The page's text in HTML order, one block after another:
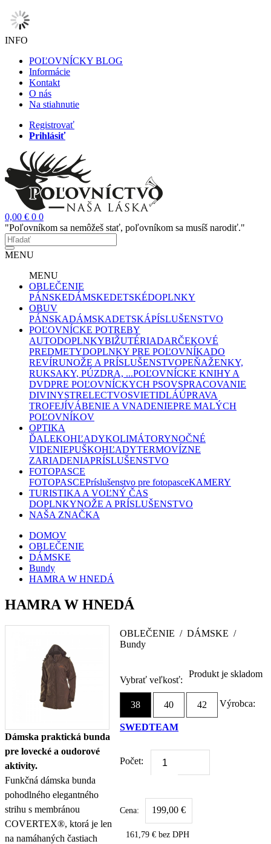
INFO
POĽOVNÍCKY BLOG
Informácie
Kontakt
O nás
Na stiahnutie
Registrovať
Prihlásiť
0,00 € 0 0
"Poľovníkom sa nemôžeš stať, poľovníkom sa musíš narodiť."
MENU
MENU
OBLEČENIE
PÁNSKEDÁMSKEDETSKÉDOPLNKY
OBUV
PÁNSKADÁMSKADETSKÁPÍSLUŠENSTVO
POĽOVNÍCKE POTREBY
AUTODOPLNKYBIŽUTÉRIADARČEKOVÉ
PREDMETYDOPLNKY PRE POĽOVNÍKADO
REVÍRUNOŽE A PRÍSLUŠENSTVOPEŇAŽENKY,
RUKSAKY, PÚZDRA, ...POĽOVNÍCKE KNIHY A
DVDPRE POĽOVNÍCKYCH PSOVSPRACOVANIE
DIVINYSTRELECTVOSVIETIDLÁÚPRAVA
TROFEJÍVÁBENIE A VNADENIEPRE MALÝCH
POĽOVNÍKOV
OPTIKA
ĎALEKOHĽADYKOLIMÁTORYNOČNÉ
VIDENIEPUŠKOHĽADYTERMOVÍZNE
ZARIADENIAPRÍSLUŠENSTVO
FOTOPASCE
FOTOPASCEPríslušenstvo pre fotopasceKAMERY
TURISTIKA A VOĽNÝ ČAS
DOPLNKYNOŽE A PRÍSLUŠENSTVO
NAŠA ZNAČKA
DOMOV
OBLEČENIE
DÁMSKE
Bundy
HAMRA W HNEDÁ
HAMRA W HNEDÁ
OBLEČENIE /DÁMSKE /
Bundy
Vybrať veľkosť:
38 40 42
Produkt je skladom
Výrobca:
SWEDTEAM
Počet:
Cena: 199,00 €
161,79 € bez DPH
Dámska praktická bunda
pre lovecké a oudorové
aktivity.
Funkčná dámska bunda
pohodlného elegantného
strihu s membránou
COVERTEX®, ktorá je len
na namáhaných častiach